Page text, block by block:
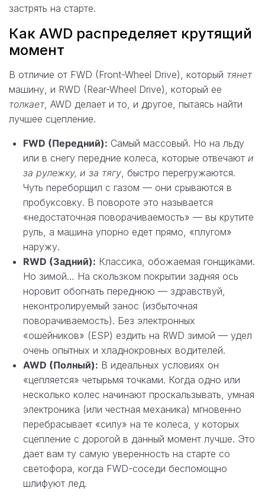
застрять на старте.
Как AWD распределяет крутящий
момент
В отличие от FWD (Front-Wheel Drive), который тянет
машину, и RWD (Rear-Wheel Drive), который ее
толкает, AWD делает и то, и другое, пытаясь найти
лучшее сцепление.
FWD (Передний): Самый массовый. Но на льду
или в снегу передние колеса, которые отвечают и
за рулежку, и за тягу , быстро перегружаются.
Чуть переборщил с газом — они срываются в
пробуксовку. В повороте это называется
«недостаточная поворачиваемость» — вы крутите
руль, а машина упорно едет прямо, «плугом»
наружу.
RWD (Задний): Классика, обожаемая гонщиками.
Но зимой… На скользком покрытии задняя ось
норовит обогнать переднюю — здравствуй,
неконтролируемый занос (избыточная
поворачиваемость). Без электронных
«ошейников» (ESP) ездить на RWD зимой — удел
очень опытных и хладнокровных водителей.
AWD (Полный): В идеальных условиях он
«цепляется» четырьмя точками. Когда одно или
несколько колес начинают проскальзывать, умная
электроника (или честная механика) мгновенно
перебрасывает «силу» на те колеса, у которых
сцепление с дорогой в данный момент лучше. Это
дает вам ту самую уверенность на старте со
светофора, когда FWD-соседи беспомощно
шлифуют лед.